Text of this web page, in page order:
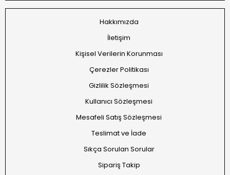
Hakkımızda
İletişim
Kişisel Verilerin Korunması
Çerezler Politikası
Gizlilik Sözleşmesi
Kullanıcı Sözleşmesi
Mesafeli Satış Sözleşmesi
Teslimat ve İade
Sıkça Sorulan Sorular
Sipariş Takip